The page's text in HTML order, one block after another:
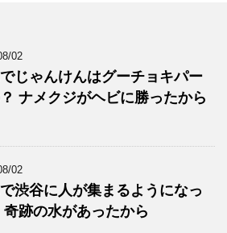
02
じゃんけんはグーチョキパー
ナメクジがヘビに勝ったから
02
渋谷に人が集まるようになっ
奇跡の水があったから